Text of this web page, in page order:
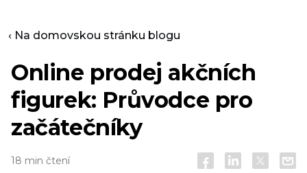
‹ Na domovskou stránku blogu
Online prodej akčních
figurek: Průvodce pro
začátečníky
18 min čtení